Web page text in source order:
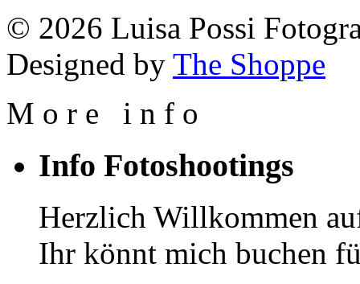
© 2026 Luisa Possi
Designed by The Shoppe
M o r e i n f o
Info Fotoshootings
Herzlich Willkommen
Ihr könnt mich buchen